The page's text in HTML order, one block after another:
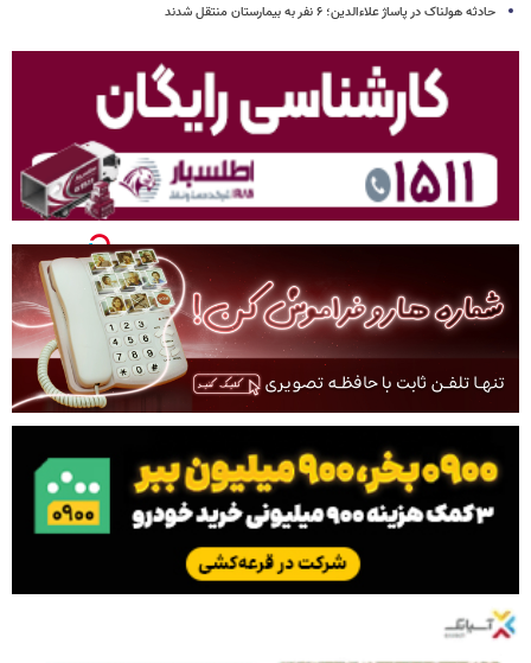
حادثه هولناک در پاساژ علاءالدین؛ ۶ نفر به بیمارستان منتقل شدند